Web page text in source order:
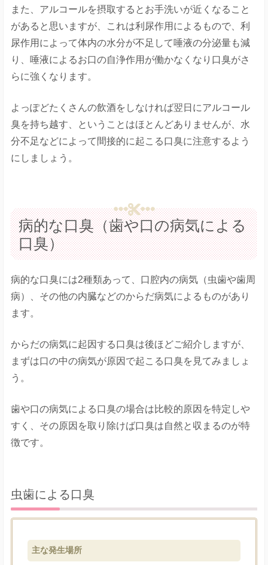
また、アルコールを摂取するとお手洗いが近くなること
があると思いますが、これは利尿作用によるもので、利
尿作用によって体内の水分が不足して唾液の分泌量も減
り、唾液によるお口の自浄作用が働かなくなり口臭がさ
らに強くなります。
よっぽどたくさんの飲酒をしなければ翌日にアルコール
臭を持ち越す、ということはほとんどありませんが、水
分不足などによって間接的に起こる口臭に注意するよう
にしましょう。
病的な口臭（歯や口の病気による
口臭）
病的な口臭には2種類あって、口腔内の病気（虫歯や歯周
病）、その他の内臓などのからだ病気によるものがあり
ます。
からだの病気に起因する口臭は後ほどご紹介しますが、
まずは口の中の病気が原因で起こる口臭を見てみましょ
う。
歯や口の病気による口臭の場合は比較的原因を特定しや
すく、その原因を取り除けば口臭は自然と収まるのが特
徴です。
虫歯による口臭
主な発生場所